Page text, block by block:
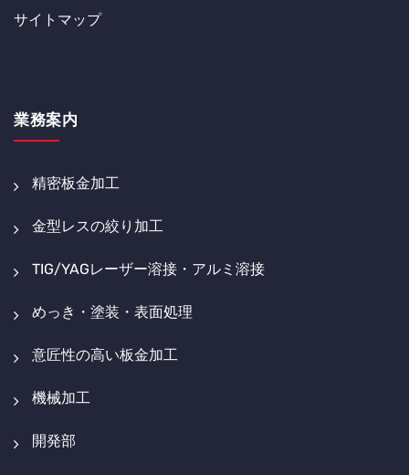
サイトマップ
業務案内
精密板金加工
金型レスの絞り加工
TIG/YAGレーザー溶接・アルミ溶接
めっき・塗装・表面処理
意匠性の高い板金加工
機械加工
開発部